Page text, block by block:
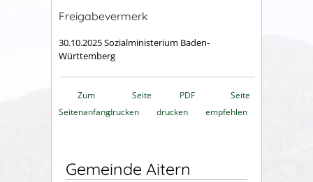
Freigabevermerk
30.10.2025Sozialministerium Baden-
Württemberg
Zum
Seitenanfang
Seite
drucken
PDF
drucken
Seite
empfehlen
Gemeinde Aitern